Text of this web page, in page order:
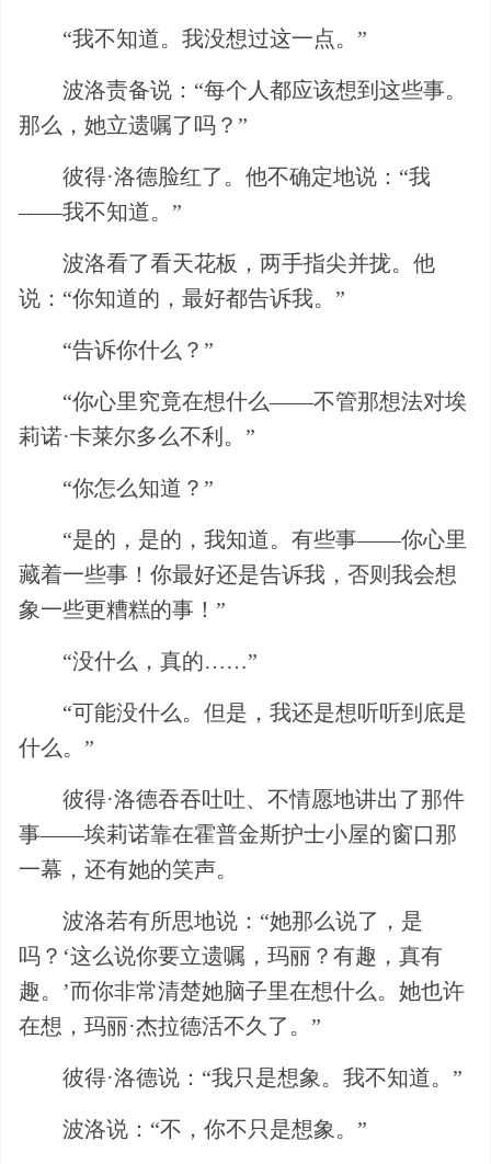
“我不知道。我没想过这一点。”
波洛责备说：“每个人都应该想到这些事。
那么，她立遗嘱了吗？”
彼得·洛德脸红了。他不确定地说：“我
——我不知道。”
波洛看了看天花板，两手指尖并拢。他
说：“你知道的，最好都告诉我。”
“告诉你什么？”
“你心里究竟在想什么——不管那想法对埃
莉诺·卡莱尔多么不利。”
“你怎么知道？”
“是的，是的，我知道。有些事——你心里
藏着一些事！你最好还是告诉我，否则我会想
象一些更糟糕的事！”
“没什么，真的……”
“可能没什么。但是，我还是想听听到底是
什么。”
彼得·洛德吞吞吐吐、不情愿地讲出了那件
事——埃莉诺靠在霍普金斯护士小屋的窗口那
一幕，还有她的笑声。
波洛若有所思地说：“她那么说了，是
吗？‘这么说你要立遗嘱，玛丽？有趣，真有
趣。’而你非常清楚她脑子里在想什么。她也许
在想，玛丽·杰拉德活不久了。”
彼得·洛德说：“我只是想象。我不知道。”
波洛说：“不，你不只是想象。”